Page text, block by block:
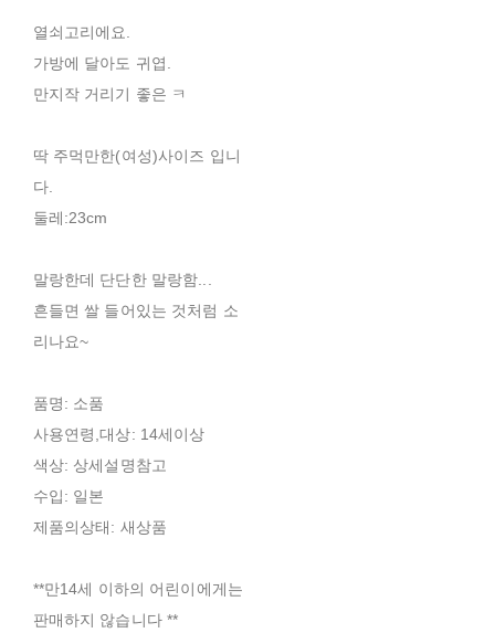
열쇠고리에요.
가방에 달아도 귀엽.
만지작 거리기 좋은 ㅋ
딱 주먹만한(여성)사이즈 입니
다.
둘레:23cm
말랑한데 단단한 말랑함...
흔들면 쌀 들어있는 것처럼 소
리나요~
품명: 소품
사용연령,대상: 14세이상
색상: 상세설명참고
수입: 일본
제품의상태: 새상품
**만14세 이하의 어린이에게는
판매하지 않습니다 **